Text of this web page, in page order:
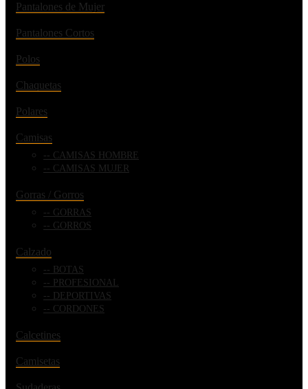
Pantalones de Mujer
Pantalones Cortos
Polos
Chaquetas
Polares
Camisas
CAMISAS HOMBRE
CAMISAS MUJER
Gorras / Gorros
GORRAS
GORROS
Calzado
BOTAS
PROFESIONAL
DEPORTIVAS
CORDONES
Calcetines
Camisetas